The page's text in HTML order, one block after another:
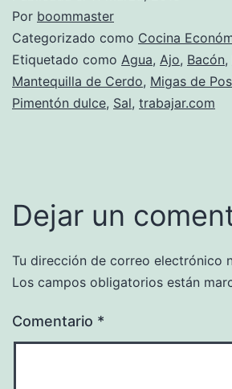
Por boommaster
Categorizado como Cocina
Etiquetado como Agua, Ajo, Bacón,
Mantequilla de Cerdo, Migas de
Pimentón dulce, Sal, trabajar.com
Dejar un
Tu dirección de correo electrónico
Los campos obligatorios están
Comentario *